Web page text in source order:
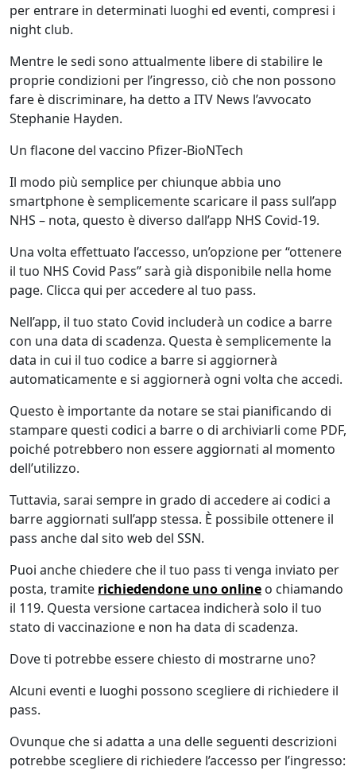
per entrare in determinati luoghi ed eventi, compresi i
night club.
Mentre le sedi sono attualmente libere di stabilire le
proprie condizioni per l’ingresso, ciò che non possono
fare è discriminare, ha detto a ITV News l’avvocato
Stephanie Hayden.
Un flacone del vaccino Pfizer-BioNTech
Il modo più semplice per chiunque abbia uno
smartphone è semplicemente scaricare il pass sull’app
NHS – nota, questo è diverso dall’app NHS Covid-19.
Una volta effettuato l’accesso, un’opzione per “ottenere
il tuo NHS Covid Pass” sarà già disponibile nella home
page. Clicca qui per accedere al tuo pass.
Nell’app, il tuo stato Covid includerà un codice a barre
con una data di scadenza. Questa è semplicemente la
data in cui il tuo codice a barre si aggiornerà
automaticamente e si aggiornerà ogni volta che accedi.
Questo è importante da notare se stai pianificando di
stampare questi codici a barre o di archiviarli come PDF,
poiché potrebbero non essere aggiornati al momento
dell’utilizzo.
Tuttavia, sarai sempre in grado di accedere ai codici a
barre aggiornati sull’app stessa. È possibile ottenere il
pass anche dal sito web del SSN.
Puoi anche chiedere che il tuo pass ti venga inviato per
posta, tramite richiedendone uno online o chiamando
il 119. Questa versione cartacea indicherà solo il tuo
stato di vaccinazione e non ha data di scadenza.
Dove ti potrebbe essere chiesto di mostrarne uno?
Alcuni eventi e luoghi possono scegliere di richiedere il
pass.
Ovunque che si adatta a una delle seguenti descrizioni
potrebbe scegliere di richiedere l’accesso per l’ingresso: